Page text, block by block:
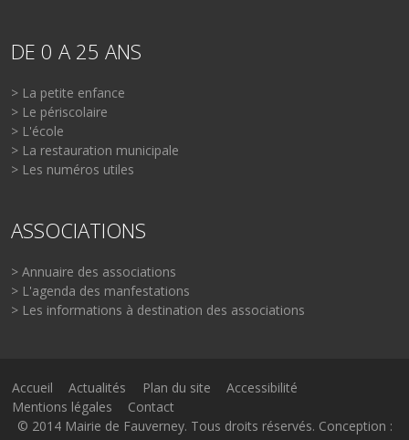
DE 0 A 25 ANS
> La petite enfance
> Le périscolaire
> L'école
> La restauration municipale
> Les numéros utiles
ASSOCIATIONS
> Annuaire des associations
> L'agenda des manfestations
> Les informations à destination des associations
Accueil Actualités Plan du site
Accessibilité
Mentions légales
Contact
© 2014 Mairie de Fauverney. Tous droits réservés. Conception :